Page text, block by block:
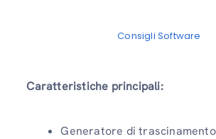
Consigli Software
Caratteristiche principali:
Generatore di